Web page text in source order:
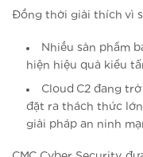
Đồng thời giải thích vì
Nhiều sản phẩm
hiện hiệu quả kiểu
Cloud C2 đang
đặt ra thách thức
giải pháp an ninh